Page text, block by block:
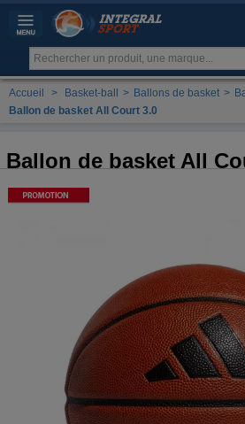
Accueil > Basket-ball > Ballons de basket >
Ballon de basket All Court 3.0
Ballon de basket All